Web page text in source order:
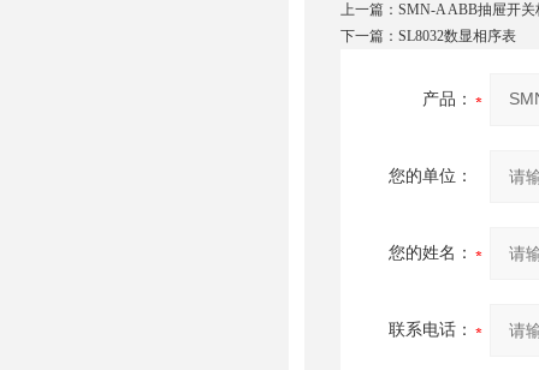
上一篇： SMN-A ABB抽屉开
下一篇： SL8032数显相序表
产品：
您的单位：
您的姓名：
联系电话：